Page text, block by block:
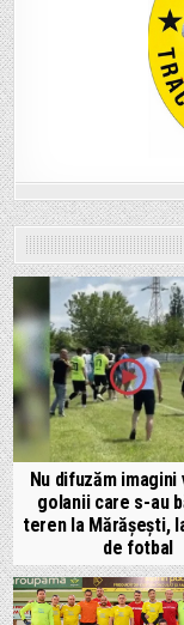
Nu difuzăm imagini
golanii care s-au
teren la Mărășești,
de fotbal